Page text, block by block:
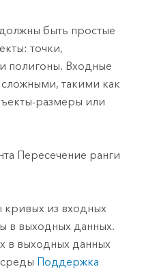
должны быть простые
точки,
полигоны. Входные
такими как
размеры или
Пересечение ранги
из входных
в выходных данных.
в выходных данных
Поддержка